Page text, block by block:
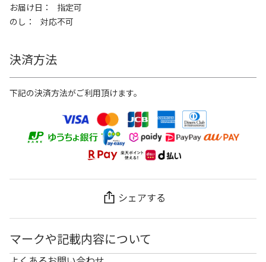
お届け日
指定可
のし
対応不可
決済方法
下記の決済方法がご利用頂けます。
シェアする
マークや記載内容について